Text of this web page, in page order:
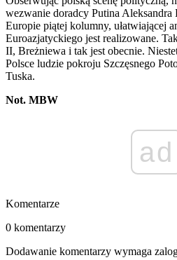
wezwanie doradcy Putina
Europie piątej kolumny, ułatwiającej
Euroazjatyckiego jest realizowane.
II, Breżniewa i tak jest obecnie.
Polsce ludzie pokroju Szczęsnego
Tuska.
Not. MBW
ad
Komentarze
0 komentarzy
Dodawanie komentarzy wymaga